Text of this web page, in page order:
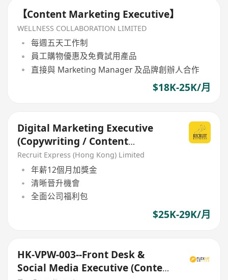
【Content Marketing Executive】
WELLNESS COLLABORATION LIMITED
每週五天工作制
員工購物優惠及免費試用產品
直接與 Marketing Manager 及品牌創辦人合作
$18K-25K/月
Digital Marketing Executive
(Copywriting / Content
Creation)
Recruit Express (Hong Kong) Limited
年薪12個月加獎金
清晰晉升機會
全面公司福利包
$25K-29K/月
HK-VPW-003--Front Desk &
Social Media Executive (Content